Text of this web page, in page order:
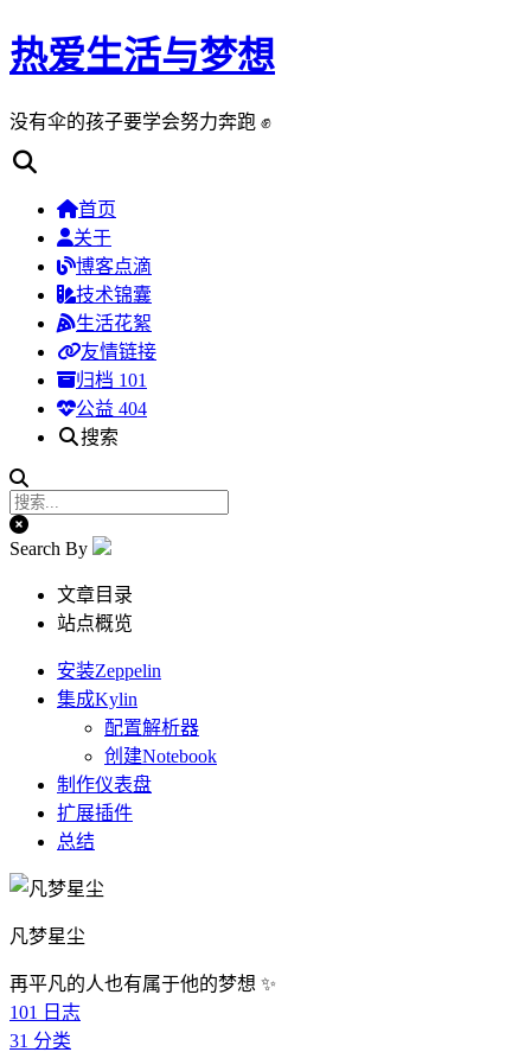
热爱生活与梦想
没有伞的孩子要学会努力奔跑 ✊
首页
关于
博客点滴
技术锦囊
生活花絮
友情链接
归档 101
公益 404
搜索
Search By
文章目录
站点概览
安装Zeppelin
集成Kylin
配置解析器
创建Notebook
制作仪表盘
扩展插件
总结
凡梦星尘
再平凡的人也有属于他的梦想 ✨
101
日志
31 分类